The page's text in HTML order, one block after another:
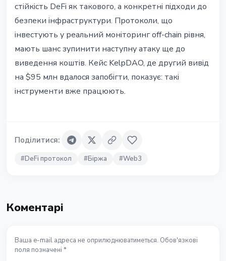
стійкість DeFi як такового, а конкретні підходи до
безпеки інфраструктури. Протоколи, що
інвестують у реальний моніторинг off-chain рівня,
мають шанс зупинити наступну атаку ще до
виведення коштів. Кейс KelpDAO, де другий вивід
на $95 млн вдалося запобігти, показує: такі
інструменти вже працюють.
Поділитися:
#DeFi протокол #Біржа #Web3
Коментарі
Ваша e-mail адреса не оприлюднюватиметься. Обов'язкові
поля позначені *